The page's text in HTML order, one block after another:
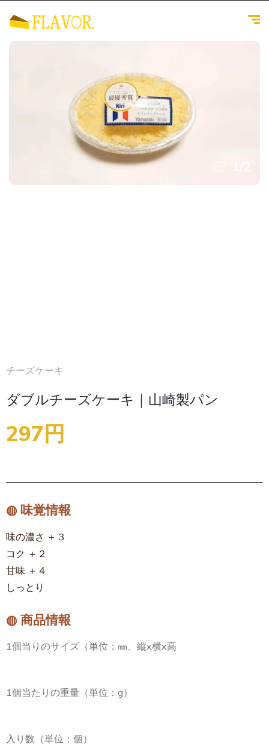
チーズケーキ
ダブルチーズケーキ｜山崎製パン
297円
◍ 味覚情報
味の濃さ ＋３
コク ＋２
甘味 ＋４
しっとり
◍ 商品情報
1個当りのサイズ（単位：㎜、縦x横x高
1個当たりの重量（単位：g）
入り数（単位：個）